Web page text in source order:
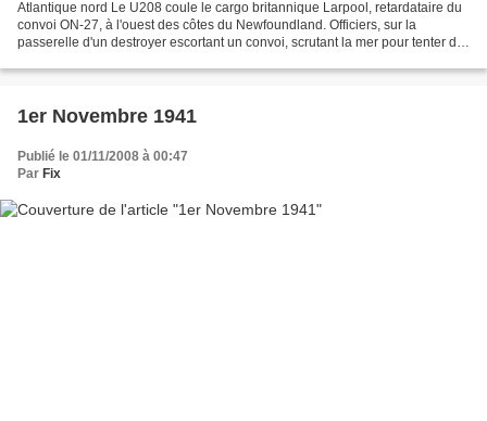
Atlantique nord Le U208 coule le cargo britannique Larpool, retardataire du
convoi ON-27, à l'ouest des côtes du Newfoundland. Officiers, sur la
passerelle d'un destroyer escortant un convoi, scrutant la mer pour tenter de
1er Novembre 1941
Publié le 01/11/2008 à 00:47
Par Fix